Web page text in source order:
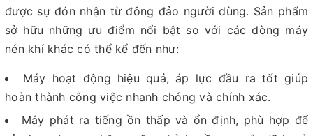
được sự đón nhận từ đông đảo người dùng. Sản phẩm
sở hữu những ưu điểm nổi bật so với các dòng máy
nén khí khác có thể kể đến như:
Máy hoạt động hiệu quả, áp lực đầu ra tốt giúp
hoàn thành công việc nhanh chóng và chính xác.
Máy phát ra tiếng ồn thấp và ổn định, phù hợp để